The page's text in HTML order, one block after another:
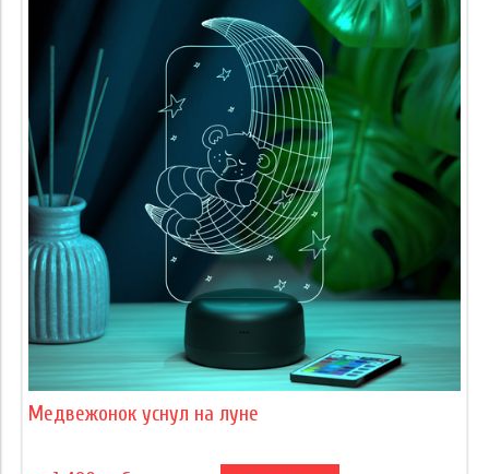
Медвежонок уснул на луне